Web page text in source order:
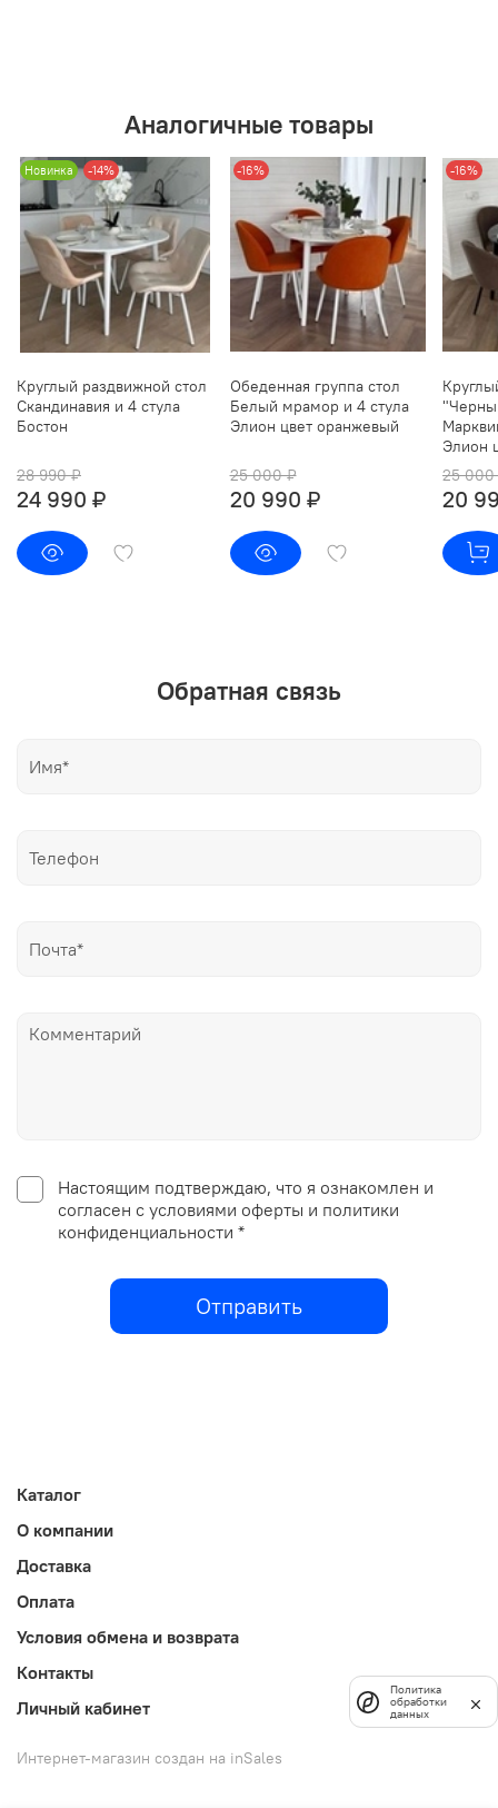
Аналогичные товары
Новинка -14%
Круглый раздвижной стол
Скандинавия и 4 стула
Бостон
28 990 ₽
24 990 ₽
-16%
Обеденная группа стол
Белый мрамор и 4 стула
Элион цвет оранжевый
25 000 ₽
20 990 ₽
-16%
Элион
25
20
Обратная связь
Настоящим подтверждаю, что я ознакомлен и
согласен с условиями оферты и политики
конфиденциальности *
Отправить
Каталог
О компании
Доставка
Оплата
Условия обмена и возврата
Контакты
Личный кабинет
Интернет-магазин создан на inSales
Политика
обработки
данных